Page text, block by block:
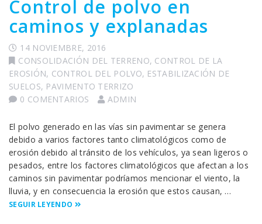
Control de polvo en
caminos y explanadas
14 NOVIEMBRE, 2016
CONSOLIDACIÓN DEL TERRENO, CONTROL DE LA
EROSIÓN, CONTROL DEL POLVO, ESTABILIZACIÓN DE
SUELOS, PAVIMENTO TERRIZO
0 COMENTARIOS
ADMIN
El polvo generado en las vías sin pavimentar se genera
debido a varios factores tanto climatológicos como de
erosión debido al tránsito de los vehículos, ya sean ligeros o
pesados, entre los factores climatológicos que afectan a los
caminos sin pavimentar podríamos mencionar el viento, la
lluvia, y en consecuencia la erosión que estos causan, …
SEGUIR LEYENDO